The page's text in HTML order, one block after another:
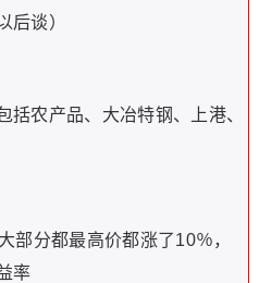
后谈）
括农产品、大冶特钢、上港、
部分都最高价都涨了10％，
率